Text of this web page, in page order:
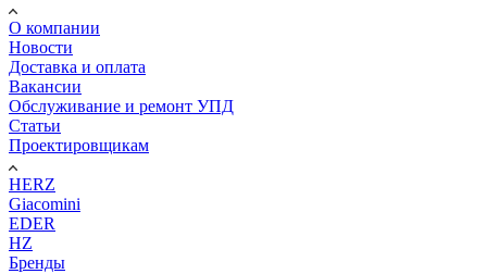
О компании
Новости
Доставка и оплата
Вакансии
Обслуживание и ремонт УПД
Статьи
Проектировщикам
HERZ
Giacomini
EDER
HZ
Бренды